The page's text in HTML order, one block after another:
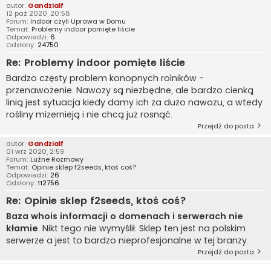
autor: Gandzialf
12 paź 2020, 20:58
Forum: Indoor czyli Uprawa w Domu
Temat: Problemy indoor pomięte liście
Odpowiedzi: 6
Odsłony: 24750
Re: Problemy indoor pomięte liście
Bardzo częsty problem konopnych rolników -
przenawożenie. Nawozy są niezbędne, ale bardzo cienką
linią jest sytuacja kiedy damy ich za dużo nawozu, a wtedy
rośliny mizernieją i nie chcą już rosnąć.
Przejdź do posta
autor: Gandzialf
01 wrz 2020, 2:59
Forum: Luźne Rozmowy
Temat: Opinie sklep f2seeds, ktoś coś?
Odpowiedzi: 26
Odsłony: 112756
Re: Opinie sklep f2seeds, ktoś coś?
Baza whois informacji o domenach i serwerach nie
kłamie. Nikt tego nie wymyślił. Sklep ten jest na polskim
serwerze a jest to bardzo nieprofesjonalne w tej branży.
Przejdź do posta